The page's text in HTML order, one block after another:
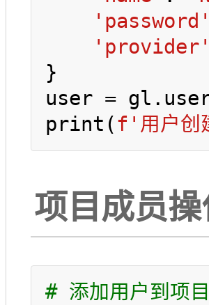
'password'
'provider'
}
user =
print(f'用户创
项目成员
# 添加用户到项